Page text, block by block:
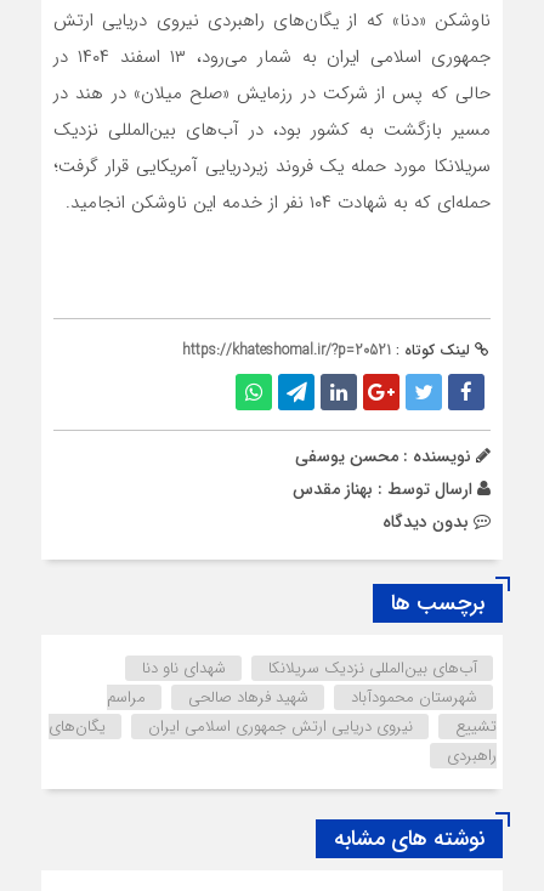
ناوشکن «دنا» که از یگان‌های راهبردی نیروی دریایی ارتش
جمهوری اسلامی ایران به شمار می‌رود، ۱۳ اسفند ۱۴۰۴ در
حالی که پس از شرکت در رزمایش «صلح میلان» در هند در
مسیر بازگشت به کشور بود، در آب‌های بین‌المللی نزدیک
سریلانکا مورد حمله یک فروند زیردریایی آمریکایی قرار گرفت؛
حمله‌ای که به شهادت ۱۰۴ نفر از خدمه این ناوشکن انجامید.
لینک کوتاه : https://khateshomal.ir/?p=20521
نویسنده : محسن یوسفی
ارسال توسط : بهناز مقدس
بدون دیدگاه
برچسب ها
آب‌های بین‌المللی نزدیک سریلانکا
شهدای ناو دنا
شهرستان محمودآباد
شهید فرهاد صالحی
مراسم
تشییع
نیروی دریایی ارتش جمهوری اسلامی ایران
یگان‌های
راهبردی
نوشته های مشابه